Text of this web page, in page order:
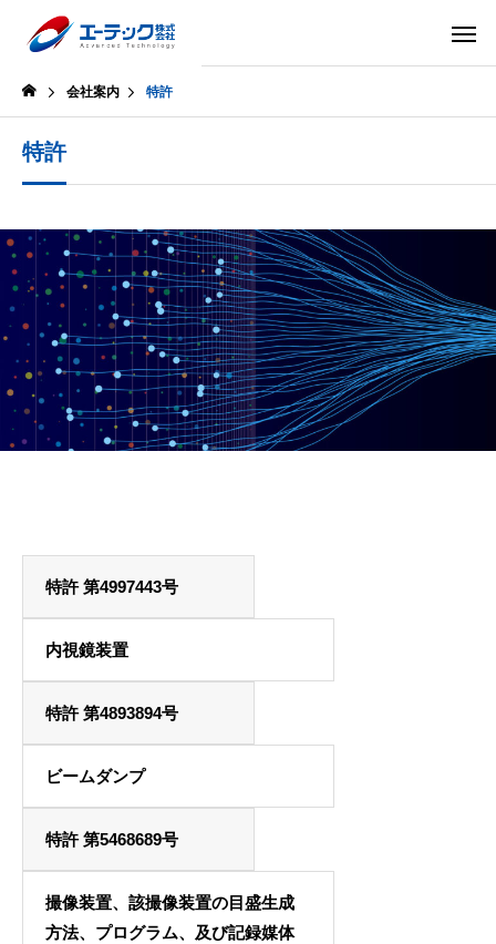
会社案内 特許
特許
特許 第4997443号
内視鏡装置
特許 第4893894号
ビームダンプ
特許 第5468689号
撮像装置、該撮像装置の目盛生成
方法、プログラム、及び記録媒体